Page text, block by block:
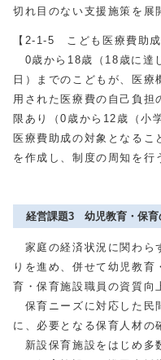
切れ目のない支援施策を展
【2-1-5 こども医療費助成
0歳から18歳（18歳に達
日）までのこどもが、医
用された医療費の自己負担
限あり（0歳から12歳（小
医療費助成の対象となるこ
を作成し、制度の周知を
経営課題3 幼児教育・保育
家庭の経済状況に関わら
りを進め、併せて幼児教育
育・保育施設職員の資質向
保育ニーズに対応した民
に、必要となる保育人材の
新設保育施設をはじめ多